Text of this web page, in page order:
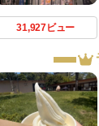
31,927ビュー